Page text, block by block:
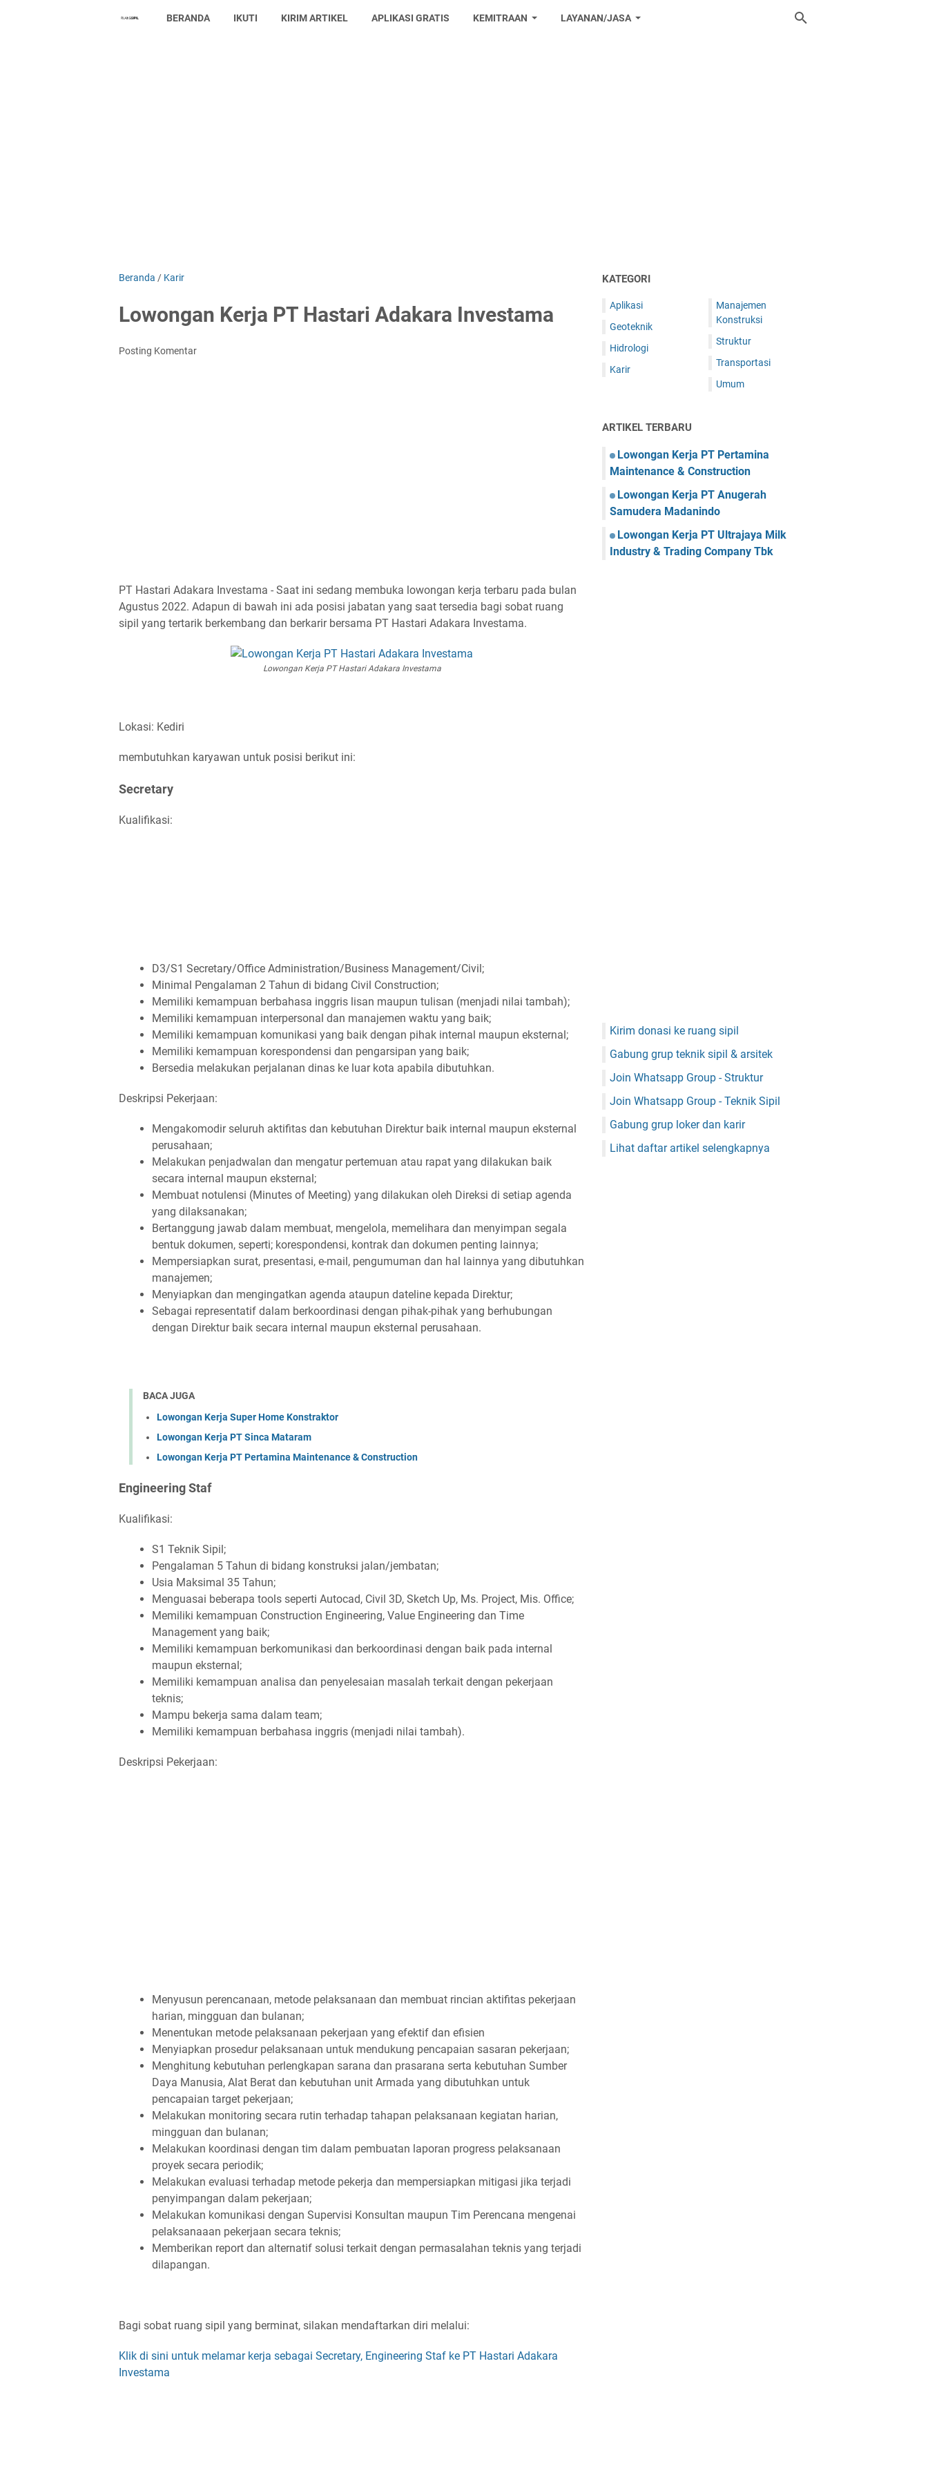
BERANDA IKUTI KIRIM ARTIKEL APLIKASI GRATIS KEMITRAAN LAYANAN/JASA
Beranda / Karir
Lowongan Kerja PT Hastari Adakara Investama
Posting Komentar
PT Hastari Adakara Investama - Saat ini sedang membuka lowongan kerja terbaru pada bulan
Agustus 2022. Adapun di bawah ini ada posisi jabatan yang saat tersedia bagi sobat ruang
sipil yang tertarik berkembang dan berkarir bersama PT Hastari Adakara Investama.
Lowongan Kerja PT Hastari Adakara Investama
Lokasi: Kediri
membutuhkan karyawan untuk posisi berikut ini:
Secretary
Kualifikasi:
D3/S1 Secretary/Office Administration/Business Management/Civil;
Minimal Pengalaman 2 Tahun di bidang Civil Construction;
Memiliki kemampuan berbahasa inggris lisan maupun tulisan (menjadi nilai tambah);
Memiliki kemampuan interpersonal dan manajemen waktu yang baik;
Memiliki kemampuan komunikasi yang baik dengan pihak internal maupun eksternal;
Memiliki kemampuan korespondensi dan pengarsipan yang baik;
Bersedia melakukan perjalanan dinas ke luar kota apabila dibutuhkan.
Deskripsi Pekerjaan:
Mengakomodir seluruh aktifitas dan kebutuhan Direktur baik internal maupun eksternal
perusahaan;
Melakukan penjadwalan dan mengatur pertemuan atau rapat yang dilakukan baik
secara internal maupun eksternal;
Membuat notulensi (Minutes of Meeting) yang dilakukan oleh Direksi di setiap agenda
yang dilaksanakan;
Bertanggung jawab dalam membuat, mengelola, memelihara dan menyimpan segala
bentuk dokumen, seperti; korespondensi, kontrak dan dokumen penting lainnya;
Mempersiapkan surat, presentasi, e-mail, pengumuman dan hal lainnya yang dibutuhkan
manajemen;
Menyiapkan dan mengingatkan agenda ataupun dateline kepada Direktur;
Sebagai representatif dalam berkoordinasi dengan pihak-pihak yang berhubungan
dengan Direktur baik secara internal maupun eksternal perusahaan.
BACA JUGA
Lowongan Kerja Super Home Konstraktor
Lowongan Kerja PT Sinca Mataram
Lowongan Kerja PT Pertamina Maintenance & Construction
Engineering Staf
Kualifikasi:
S1 Teknik Sipil;
Pengalaman 5 Tahun di bidang konstruksi jalan/jembatan;
Usia Maksimal 35 Tahun;
Menguasai beberapa tools seperti Autocad, Civil 3D, Sketch Up, Ms. Project, Mis. Office;
Memiliki kemampuan Construction Engineering, Value Engineering dan Time
Management yang baik;
Memiliki kemampuan berkomunikasi dan berkoordinasi dengan baik pada internal
maupun eksternal;
Memiliki kemampuan analisa dan penyelesaian masalah terkait dengan pekerjaan
teknis;
Mampu bekerja sama dalam team;
Memiliki kemampuan berbahasa inggris (menjadi nilai tambah).
Deskripsi Pekerjaan:
Menyusun perencanaan, metode pelaksanaan dan membuat rincian aktifitas pekerjaan
harian, mingguan dan bulanan;
Menentukan metode pelaksanaan pekerjaan yang efektif dan efisien
Menyiapkan prosedur pelaksanaan untuk mendukung pencapaian sasaran pekerjaan;
Menghitung kebutuhan perlengkapan sarana dan prasarana serta kebutuhan Sumber
Daya Manusia, Alat Berat dan kebutuhan unit Armada yang dibutuhkan untuk
pencapaian target pekerjaan;
Melakukan monitoring secara rutin terhadap tahapan pelaksanaan kegiatan harian,
mingguan dan bulanan;
Melakukan koordinasi dengan tim dalam pembuatan laporan progress pelaksanaan
proyek secara periodik;
Melakukan evaluasi terhadap metode pekerja dan mempersiapkan mitigasi jika terjadi
penyimpangan dalam pekerjaan;
Melakukan komunikasi dengan Supervisi Konsultan maupun Tim Perencana mengenai
pelaksanaaan pekerjaan secara teknis;
Memberikan report dan alternatif solusi terkait dengan permasalahan teknis yang terjadi
dilapangan.
Bagi sobat ruang sipil yang berminat, silakan mendaftarkan diri melalui:
Klik di sini untuk melamar kerja sebagai Secretary, Engineering Staf ke PT Hastari Adakara
Investama
KATEGORI
Aplikasi
Geoteknik
Hidrologi
Karir
Manajemen
Konstruksi
Struktur
Transportasi
Umum
ARTIKEL TERBARU
Lowongan Kerja PT Pertamina
Maintenance & Construction
Lowongan Kerja PT Anugerah
Samudera Madanindo
Lowongan Kerja PT Ultrajaya Milk
Industry & Trading Company Tbk
Kirim donasi ke ruang sipil
Gabung grup teknik sipil & arsitek
Join Whatsapp Group - Struktur
Join Whatsapp Group - Teknik Sipil
Gabung grup loker dan karir
Lihat daftar artikel selengkapnya